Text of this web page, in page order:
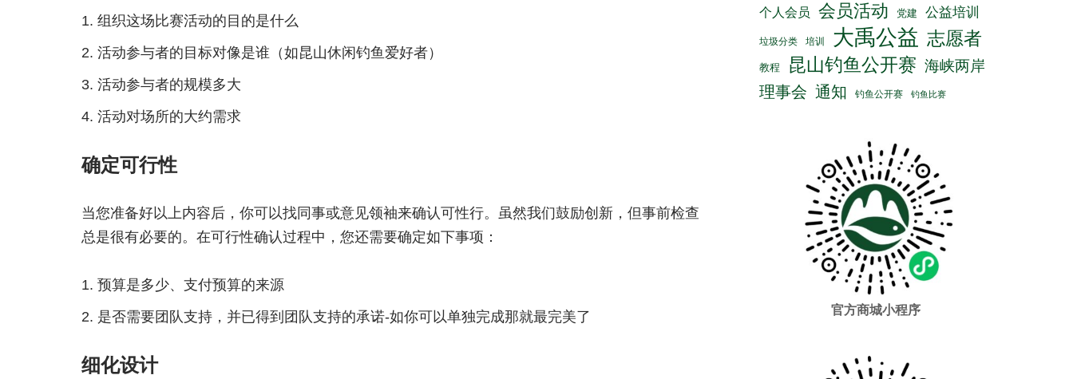
组织这场比赛活动的目的是什么
活动参与者的目标对像是谁（如昆山休闲钓鱼爱好者）
活动参与者的规模多大
活动对场所的大约需求
确定可行性
当您准备好以上内容后，你可以找同事或意见领袖来确认可性行。虽然我们鼓励创新，但事前检查
总是很有必要的。在可行性确认过程中，您还需要确定如下事项：
预算是多少、支付预算的来源
是否需要团队支持，并已得到团队支持的承诺-如你可以单独完成那就最完美了
细化设计
个人会员 会员活动 党建 公益培训
垃圾分类 培训 大禹公益 志愿者
教程 昆山钓鱼公开赛 海峡两岸
理事会 通知 钓鱼公开赛 钓鱼比赛
官方商城小程序